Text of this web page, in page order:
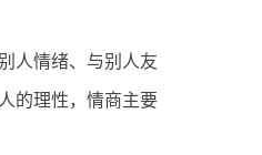
人情绪、与别人友
的理性，情商主要